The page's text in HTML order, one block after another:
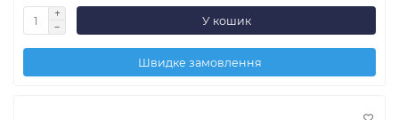
У кошик
Швидке замовлення